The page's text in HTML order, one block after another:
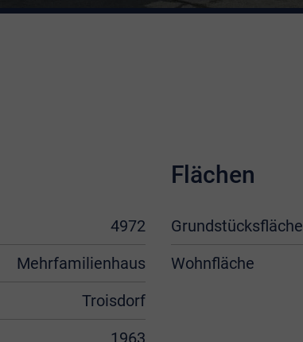
4972
Mehrfamilienhaus
Troisdorf
1963
Flächen
Grundstücksfläche
Wohnfläche